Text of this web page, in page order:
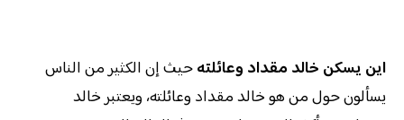
اين يسكن خالد مقداد وعائلتهحيث إن الكثير من الناس
يسألون حول من هو خالد مقداد وعائلته، ويعتبر خالد